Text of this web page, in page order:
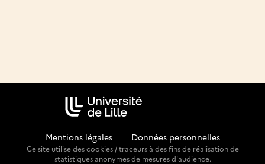
Mentions légales Données personnelles
Ce site utilise des cookies / traceurs à des fins de réalisation de
statistiques anonymes de mesures d'audience.